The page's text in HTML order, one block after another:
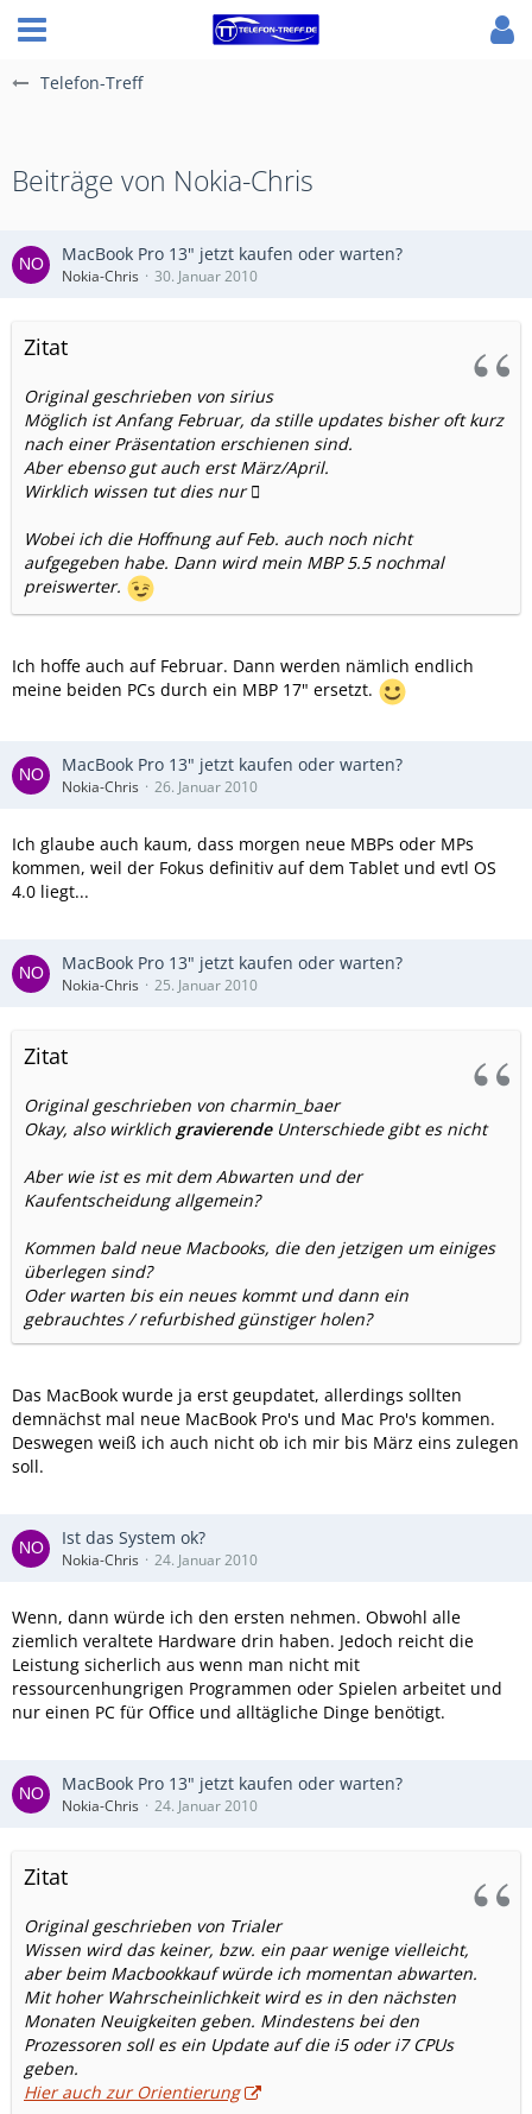
Telefon-Treff
Beiträge von Nokia-Chris
MacBook Pro 13" jetzt kaufen oder warten?
Nokia-Chris 30. Januar 2010
Zitat
Original geschrieben von sirius
Möglich ist Anfang Februar, da stille updates bisher oft kurz
nach einer Präsentation erschienen sind.
Aber ebenso gut auch erst März/April.
Wirklich wissen tut dies nur 
Wobei ich die Hoffnung auf Feb. auch noch nicht
aufgegeben habe. Dann wird mein MBP 5.5 nochmal
preiswerter.
Ich hoffe auch auf Februar. Dann werden nämlich endlich
meine beiden PCs durch ein MBP 17" ersetzt.
MacBook Pro 13" jetzt kaufen oder warten?
Nokia-Chris 26. Januar 2010
Ich glaube auch kaum, dass morgen neue MBPs oder MPs
kommen, weil der Fokus definitiv auf dem Tablet und evtl OS
4.0 liegt...
MacBook Pro 13" jetzt kaufen oder warten?
Nokia-Chris 25. Januar 2010
Zitat
Original geschrieben von charmin_baer
Okay, also wirklich gravierendeUnterschiede gibt es nicht
Aber wie ist es mit dem Abwarten und der
Kaufentscheidung allgemein?
Kommen bald neue Macbooks, die den jetzigen um einiges
überlegen sind?
Oder warten bis ein neues kommt und dann ein
gebrauchtes / refurbished günstiger holen?
Das MacBook wurde ja erst geupdatet, allerdings sollten
demnächst mal neue MacBook Pro's und Mac Pro's kommen.
Deswegen weiß ich auch nicht ob ich mir bis März eins zulegen
soll.
Ist das System ok?
Nokia-Chris 24. Januar 2010
Wenn, dann würde ich den ersten nehmen. Obwohl alle
ziemlich veraltete Hardware drin haben. Jedoch reicht die
Leistung sicherlich aus wenn man nicht mit
ressourcenhungrigen Programmen oder Spielen arbeitet und
nur einen PC für Office und alltägliche Dinge benötigt.
MacBook Pro 13" jetzt kaufen oder warten?
Nokia-Chris 24. Januar 2010
Zitat
Original geschrieben von Trialer
Wissen wird das keiner, bzw. ein paar wenige vielleicht,
aber beim Macbookkauf würde ich momentan abwarten.
Mit hoher Wahrscheinlichkeit wird es in den nächsten
Monaten Neuigkeiten geben. Mindestens bei den
Prozessoren soll es ein Update auf die i5 oder i7 CPUs
geben.
Hier auch zur Orientierung